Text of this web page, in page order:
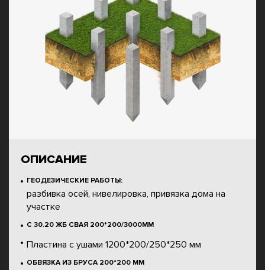
ОПИСАНИЕ
ГЕОДЕЗИЧЕСКИЕ РАБОТЫ:
разбивка осей, нивелировка, привязка дома на
участке
С 30.20 ЖБ СВАЯ 200*200/3000ММ
Пластина с ушами 1200*200/250*250 мм
ОБВЯЗКА ИЗ БРУСА 200*200 ММ